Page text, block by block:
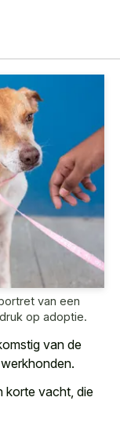
van een
op adoptie.
van de
korte vacht, die